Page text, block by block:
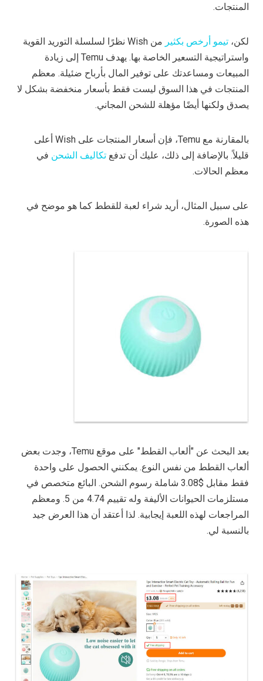
المنتجات.
لكن، تيمو أرخص بكثير
من Wish نظرًا لسلسلة التوريد القوية
واستراتيجية التسعير الخاصة بها. يهدف Temu إلى زيادة
المبيعات ومساعدتك على توفير المال بأرباح ضئيلة. معظم
المنتجات في هذا السوق ليست فقط بأسعار منخفضة بشكل لا
يصدق ولكنها أيضًا مؤهلة للشحن المجاني.
بالمقارنة مع Temu، فإن أسعار المنتجات على Wish أعلى
قليلاً. بالإضافة إلى ذلك، عليك أن تدفع تكاليف الشحن في
معظم الحالات.
على سبيل المثال، أريد شراء لعبة للقطط كما هو موضح في
هذه الصورة.
بعد البحث عن "ألعاب القطط" على موقع Temu، وجدت بعض
ألعاب القطط من نفس النوع. يمكنني الحصول على واحدة
فقط مقابل $3.08 شاملة رسوم الشحن. البائع متخصص في
مستلزمات الحيوانات الأليفة وله تقييم 4.74 من 5. ومعظم
المراجعات لهذه اللعبة إيجابية. لذا أعتقد أن هذا العرض جيد
بالنسبة لي.